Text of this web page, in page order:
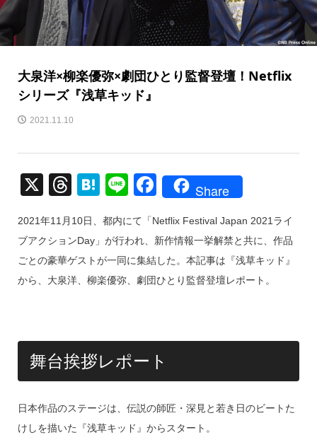
大泉洋×柳楽優弥×劇団ひとり監督登壇！Netflix
シリーズ『浅草キッド』
2021.11.10
X
T
e
a
d
H
e
n
a
Li
e
F
c
e
b
k
Share
2021年11月10日、都内にて「Netflix Festival Japan 2021ライ
ブアクションDay」が行われ、新作情報一挙解禁と共に、作品
ごとの豪華ゲストが一同に集結した。本記事は『浅草キッド』
から、大泉洋、柳楽優弥、劇団ひとり監督登壇レポート。
舞台挨拶レポート
日本作品のステージは、伝説の師匠・深見と若き日のビートた
けしを描いた『浅草キッド』からスタート。